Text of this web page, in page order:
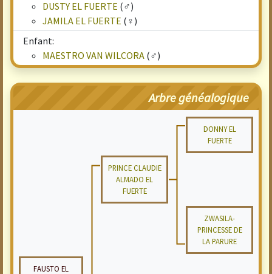
DUSTY EL FUERTE (♂)
JAMILA EL FUERTE (♀)
Enfant:
MAESTRO VAN WILCORA (♂)
Arbre généalogique
DONNY EL
FUERTE
PRINCE CLAUDIE
ALMADO EL
FUERTE
ZWASILA-
PRINCESSE DE
LA PARURE
FAUSTO EL